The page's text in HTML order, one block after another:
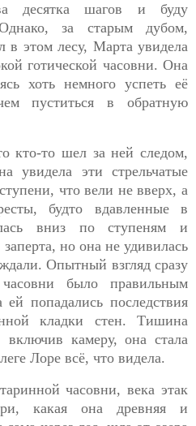
десятка шагов и буду
за старым дубом,
в этом лесу, Марта увидела
готической часовни. Она
хоть немного успеть её
пуститься в обратную
кто-то шел за ней следом,
увидела эти стрельчатые
что вели не вверх, а
будто вдавленные в
вниз по ступеням и
но она не удивилась
Опытный взгляд сразу
было правильным
ей попадались последствия
кладки стен. Тишина
включив камеру, она стала
Лоре всё, что видела.
часовни, века этак
какая она древняя и